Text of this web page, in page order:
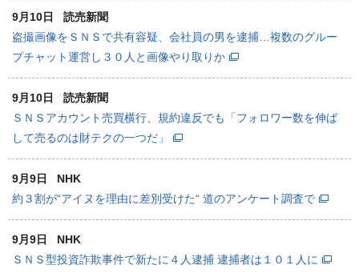
9月10日
読売新聞
盗撮画像をＳＮＳで共有容疑、会社員の男を逮捕…複数のグルー
プチャット運営し３０人と画像やり取りか
9月10日
読売新聞
ＳＮＳアカウント売買横行、規約違反でも「フォロワー数を伸ば
して売るのは財テクの一つだ」
9月9日
NHK
約３割が“アイヌを理由に差別受けた“ 道のアンケート調査で
9月9日
NHK
ＳＮＳ型投資詐欺事件で新たに４人逮捕 逮捕者は１０１人に